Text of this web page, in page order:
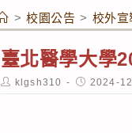
> 校園公告 > 校外宣
臺北醫學大學
Post
author:
klgsh310
Post
published:
2024-